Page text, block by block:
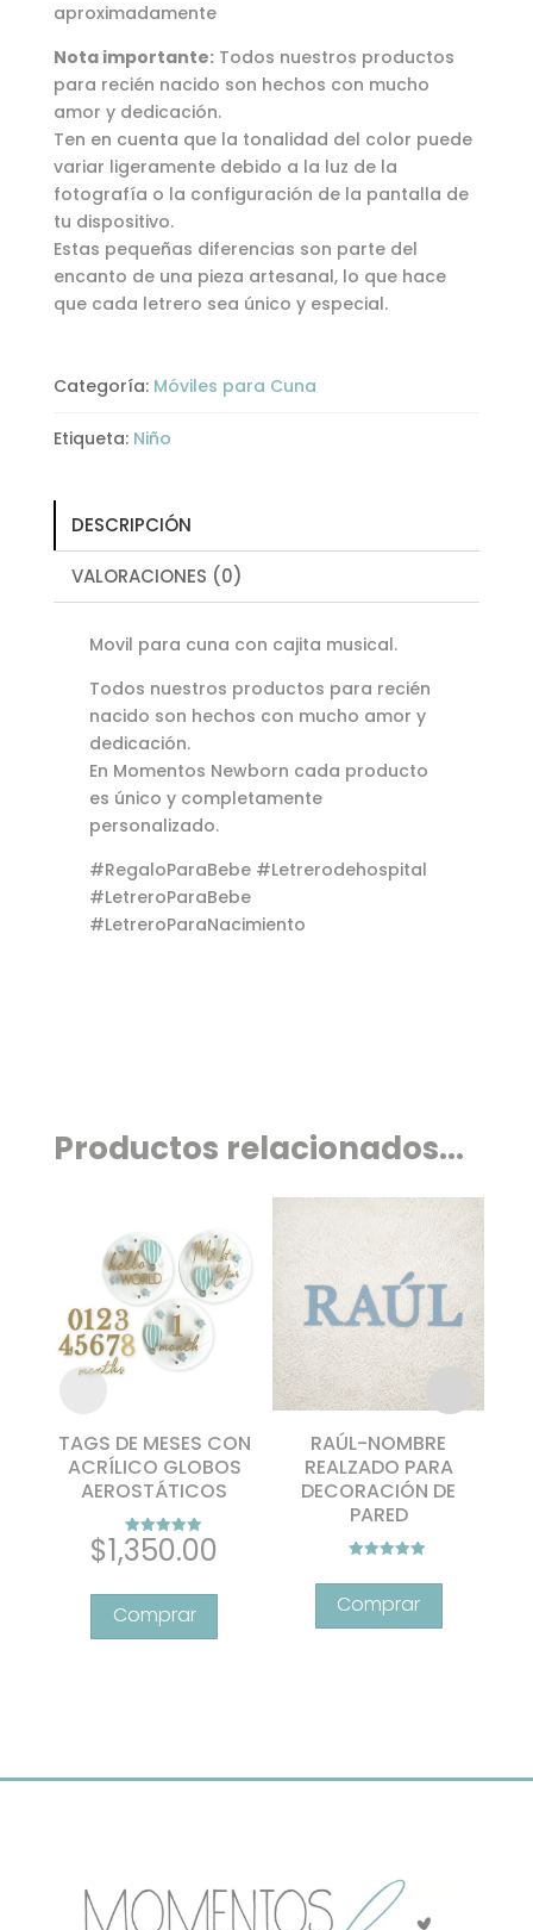
aproximadamente
Nota importante:Todos nuestros productos
para recién nacido son hechos con mucho
amor y dedicación.
Ten en cuenta que la tonalidad del color puede
variar ligeramente debido a la luz de la
fotografía o la configuración de la pantalla de
tu dispositivo.
Estas pequeñas diferencias son parte del
encanto de una pieza artesanal, lo que hace
que cada letrero sea único y especial.
Categoría: Móviles para Cuna
Etiqueta: Niño
DESCRIPCIÓN
VALORACIONES (0)
Movil para cuna con cajita musical.
Todos nuestros productos para recién
nacido son hechos con mucho amor y
dedicación.
En Momentos Newborn cada producto
es único y completamente
personalizado.
#RegaloParaBebe #Letrerodehospital
#LetreroParaBebe
#LetreroParaNacimiento
Productos relacionados...
TAGS DE MESES CON
ACRÍLICO GLOBOS
AEROSTÁTICOS
Valorado con
$1,350.00
RAÚL-NOMBRE
REALZADO PARA
DECORACIÓN DE
PARED
5.00
tiene